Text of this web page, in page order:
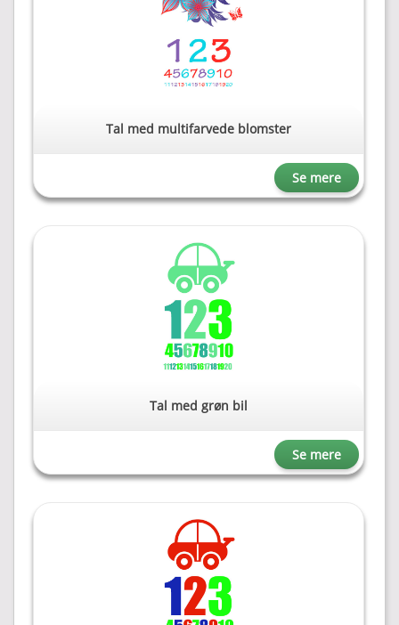
Tal med multifarvede blomster
Se mere
Tal med grøn bil
Se mere